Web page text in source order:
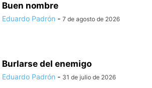
Buen nombre
Eduardo Padrón - 7 de agosto de 2026
Burlarse del enemigo
Eduardo Padrón - 31 de julio de 2026